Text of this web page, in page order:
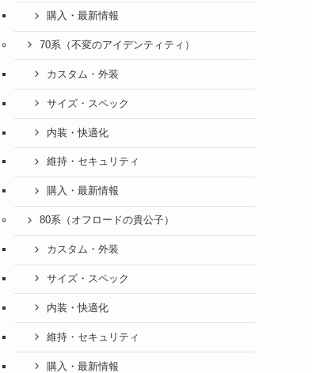
購入・最新情報
70系（不変のアイデンティティ）
カスタム・外装
サイズ・スペック
内装・快適化
維持・セキュリティ
購入・最新情報
80系（オフロードの貴公子）
カスタム・外装
サイズ・スペック
内装・快適化
維持・セキュリティ
購入・最新情報